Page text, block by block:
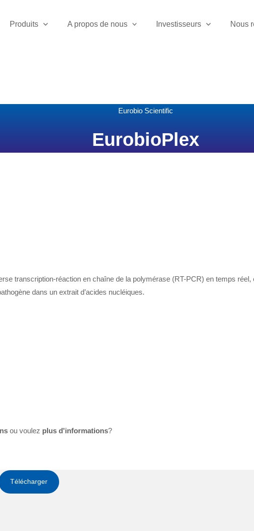
Produits A propos de nous Investisseurs Nous
Eurobio Scientific
EurobioPlex
transcription-réaction en chaîne de la polymérase (RT-PCR) en temps
dans un extrait d’acides nucléiques.
ou voulez plus d'informations?
Télécharger